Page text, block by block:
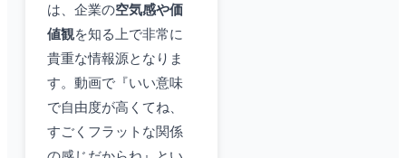
は、企業の空気感や価
値観を知る上で非常に
貴重な情報源となりま
す。動画で『いい意味
で自由度が高くてね、
すごくフラットな関係